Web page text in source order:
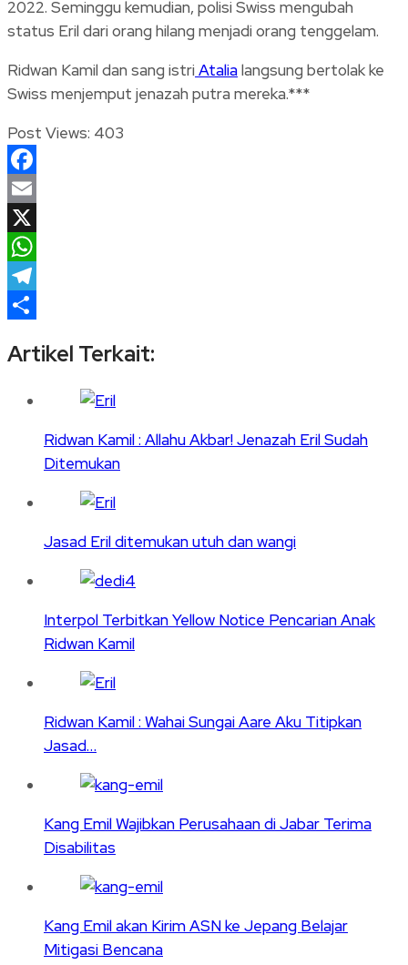
2022. Seminggu kemudian, polisi Swiss mengubah
status Eril dari orang hilang menjadi orang tenggelam.
Ridwan Kamil dan sang istri Atalialangsung bertolak ke
Swiss menjemput jenazah putra mereka.***
Post Views: 403
Facebook
Email
X
WhatsApp
Telegram
Artikel Terkait:
Ridwan Kamil : Allahu Akbar! Jenazah Eril Sudah
Ditemukan
Jasad Eril ditemukan utuh dan wangi
Interpol Terbitkan Yellow Notice Pencarian Anak
Ridwan Kamil
Ridwan Kamil : Wahai Sungai Aare Aku Titipkan
Jasad…
Kang Emil Wajibkan Perusahaan di Jabar Terima
Disabilitas
Kang Emil akan Kirim ASN ke Jepang Belajar
Mitigasi Bencana